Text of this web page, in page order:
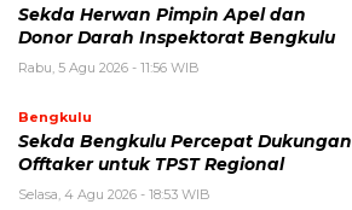
Sekda Herwan Pimpin Apel dan
Donor Darah Inspektorat Bengkulu
Rabu, 5 Agu 2026 - 11:56 WIB
Bengkulu
Sekda Bengkulu Percepat Dukungan
Offtaker untuk TPST Regional
Selasa, 4 Agu 2026 - 18:53 WIB